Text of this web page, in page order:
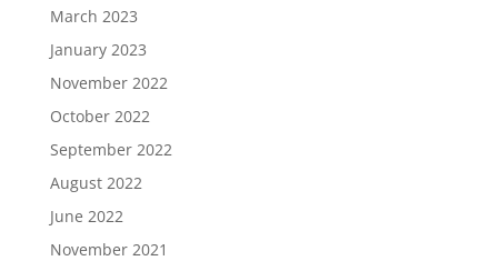
March 2023
January 2023
November 2022
October 2022
September 2022
August 2022
June 2022
November 2021